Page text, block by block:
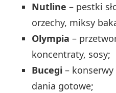
Nutline – pestki
orzechy, miksy
Olympia –
koncentraty, sosy;
Bucegi –
dania gotowe;